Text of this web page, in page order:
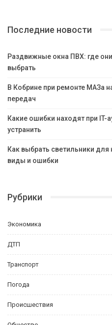
Последние новости
Раздвижные окна ПВХ: где
выбрать
В Кобрине при ремонте МАЗа
передач
Какие ошибки находят при IT-
устранить
Как выбрать светильники
виды и ошибки
Рубрики
Экономика
ДТП
Транспорт
Погода
Происшествия